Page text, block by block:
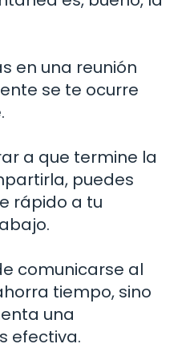
en una reunión
se te ocurre
a que termine la
puedes
rápido a tu
comunicarse al
tiempo, sino
una
efectiva.